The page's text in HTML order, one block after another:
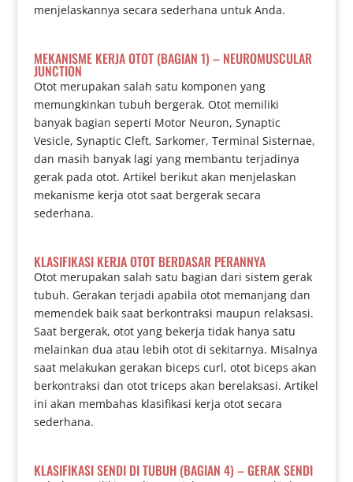
menjelaskannya secara sederhana untuk Anda.
MEKANISME KERJA OTOT (BAGIAN 1) – NEUROMUSCULAR
JUNCTION
Otot merupakan salah satu komponen yang
memungkinkan tubuh bergerak. Otot memiliki
banyak bagian seperti Motor Neuron, Synaptic
Vesicle, Synaptic Cleft, Sarkomer, Terminal Sisternae,
dan masih banyak lagi yang membantu terjadinya
gerak pada otot. Artikel berikut akan menjelaskan
mekanisme kerja otot saat bergerak secara
sederhana.
KLASIFIKASI KERJA OTOT BERDASAR PERANNYA
Otot merupakan salah satu bagian dari sistem gerak
tubuh. Gerakan terjadi apabila otot memanjang dan
memendek baik saat berkontraksi maupun relaksasi.
Saat bergerak, otot yang bekerja tidak hanya satu
melainkan dua atau lebih otot di sekitarnya. Misalnya
saat melakukan gerakan biceps curl, otot biceps akan
berkontraksi dan otot triceps akan berelaksasi. Artikel
ini akan membahas klasifikasi kerja otot secara
sederhana.
KLASIFIKASI SENDI DI TUBUH (BAGIAN 4) – GERAK SENDI